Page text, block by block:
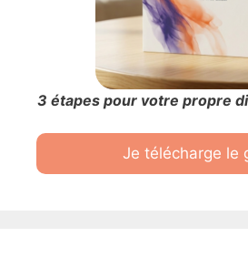
3 étapes pour votre propre
Je télécharge le